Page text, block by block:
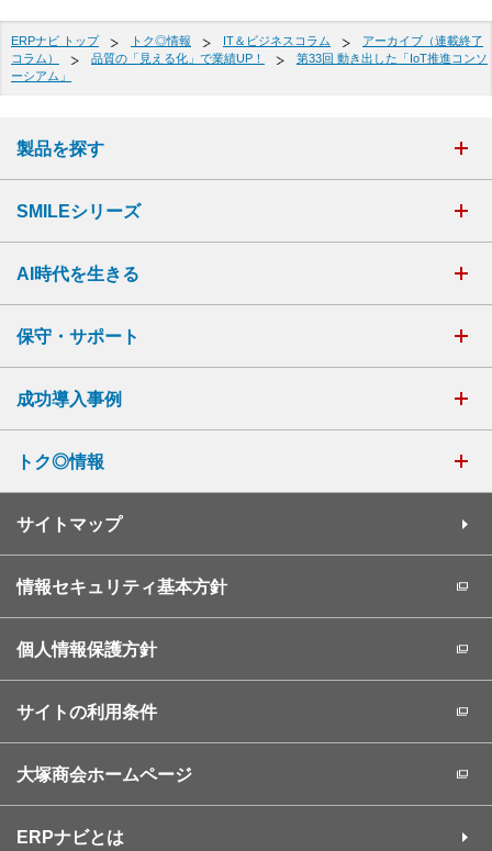
ERPナビ トップ トク◎情報 IT＆ビジネスコラム
アーカイブ（連載終了
コラム）
品質の「見える化」で業績UP！
第33回 動き出した「IoT推進コンソ
ーシアム」
製品を探す
SMILEシリーズ
AI時代を生きる
保守・サポート
成功導入事例
トク◎情報
サイトマップ
情報セキュリティ基本方針
個人情報保護方針
サイトの利用条件
大塚商会ホームページ
ERPナビとは